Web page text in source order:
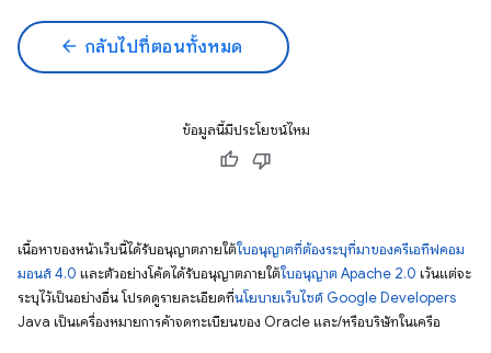
arrow_back กลับไปที่ตอนทั้งหมด
ข้อมูลนี้มีประโยชน์ไหม
เนื้อหาของหน้าเว็บนี้ได้รับอนุญาตภายใต้ใบอนุญาตที่ต้องระบุที่มาของครีเอทีฟคอม
มอนส์ 4.0 และตัวอย่างโค้ดได้รับอนุญาตภายใต้ใบอนุญาต Apache 2.0 เว้นแต่จะ
ระบุไว้เป็นอย่างอื่น โปรดดูรายละเอียดที่นโยบายเว็บไซต์ Google Developers
Java เป็นเครื่องหมายการค้าจดทะเบียนของ Oracle และ/หรือบริษัทในเครือ